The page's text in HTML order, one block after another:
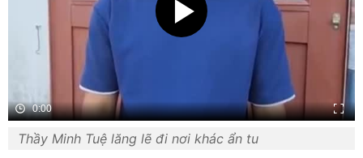
0:00
Thầy Minh Tuệ lăng lẽ đi nơi khác ẩn tu